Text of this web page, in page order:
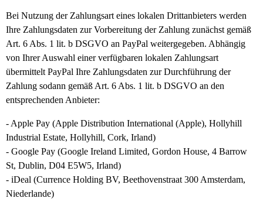
Bei Nutzung der Zahlungsart eines lokalen Drittanbieters werden
Ihre Zahlungsdaten zur Vorbereitung der Zahlung zunächst gemäß
Art. 6 Abs. 1 lit. b DSGVO an PayPal weitergegeben. Abhängig
von Ihrer Auswahl einer verfügbaren lokalen Zahlungsart
übermittelt PayPal Ihre Zahlungsdaten zur Durchführung der
Zahlung sodann gemäß Art. 6 Abs. 1 lit. b DSGVO an den
entsprechenden Anbieter:
- Apple Pay (Apple Distribution International (Apple), Hollyhill
Industrial Estate, Hollyhill, Cork, Irland)
- Google Pay (Google Ireland Limited, Gordon House, 4 Barrow
St, Dublin, D04 E5W5, Irland)
- iDeal (Currence Holding BV, Beethovenstraat 300 Amsterdam,
Niederlande)